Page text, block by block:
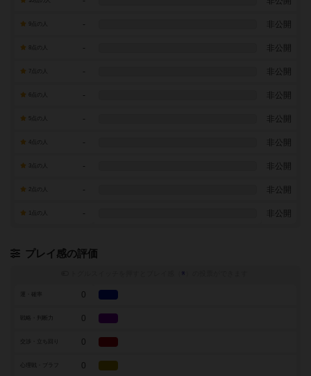
- 非公開
- 非公開
7点の人 - 非公開
- 非公開
- 非公開
- 非公開
- 非公開
- 非公開
- 非公開
プレイ感の評価
※
0
戦略・判断力 0
0
0